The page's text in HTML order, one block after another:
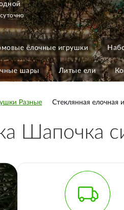
ёлочные игрушки
шары Литые ели
Разные Стеклянная елочная
Шапочка